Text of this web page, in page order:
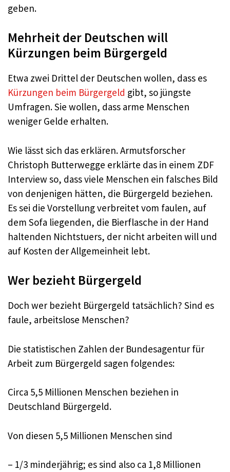
geben.
Mehrheit der Deutschen will
Kürzungen beim Bürgergeld
Etwa zwei Drittel der Deutschen wollen, dass es
Kürzungen beim Bürgergeld gibt, so jüngste
Umfragen. Sie wollen, dass arme Menschen
weniger Gelde erhalten.
Wie lässt sich das erklären. Armutsforscher
Christoph Butterwegge erklärte das in einem ZDF
Interview so, dass viele Menschen ein falsches Bild
von denjenigen hätten, die Bürgergeld beziehen.
Es sei die Vorstellung verbreitet vom faulen, auf
dem Sofa liegenden, die Bierflasche in der Hand
haltenden Nichtstuers, der nicht arbeiten will und
auf Kosten der Allgemeinheit lebt.
Wer bezieht Bürgergeld
Doch wer bezieht Bürgergeld tatsächlich? Sind es
faule, arbeitslose Menschen?
Die statistischen Zahlen der Bundesagentur für
Arbeit zum Bürgergeld sagen folgendes:
Circa 5,5 Millionen Menschen beziehen in
Deutschland Bürgergeld.
Von diesen 5,5 Millionen Menschen sind
– 1/3 minderjährig; es sind also ca 1,8 Millionen